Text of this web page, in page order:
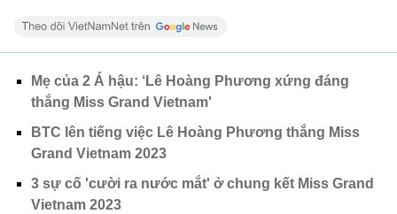
Mẹ của 2 Á hậu: ‘Lê Hoàng Phương xứng đáng
thắng Miss Grand Vietnam'
BTC lên tiếng việc Lê Hoàng Phương thắng Miss
Grand Vietnam 2023
3 sự cố 'cười ra nước mắt' ở chung kết Miss Grand
Vietnam 2023